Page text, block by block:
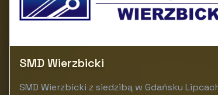
SMD Wierzbicki
SMD Wierzbicki z siedzibą w Gdańsku